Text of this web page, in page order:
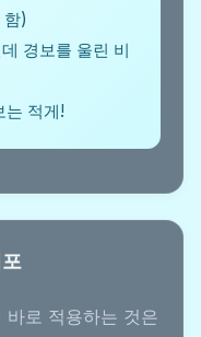
)
경보를 울린 비
는 적게!
로 적용하는 것은